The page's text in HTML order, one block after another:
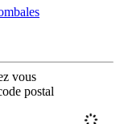
vous
postal